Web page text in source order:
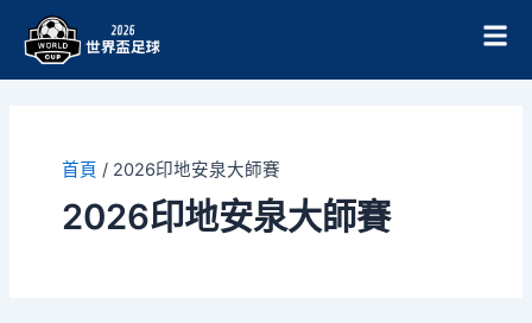
首頁 / 2026印地安泉大師賽
2026印地安泉大師賽